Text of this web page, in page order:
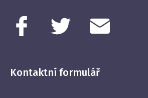
Kontaktní formulář